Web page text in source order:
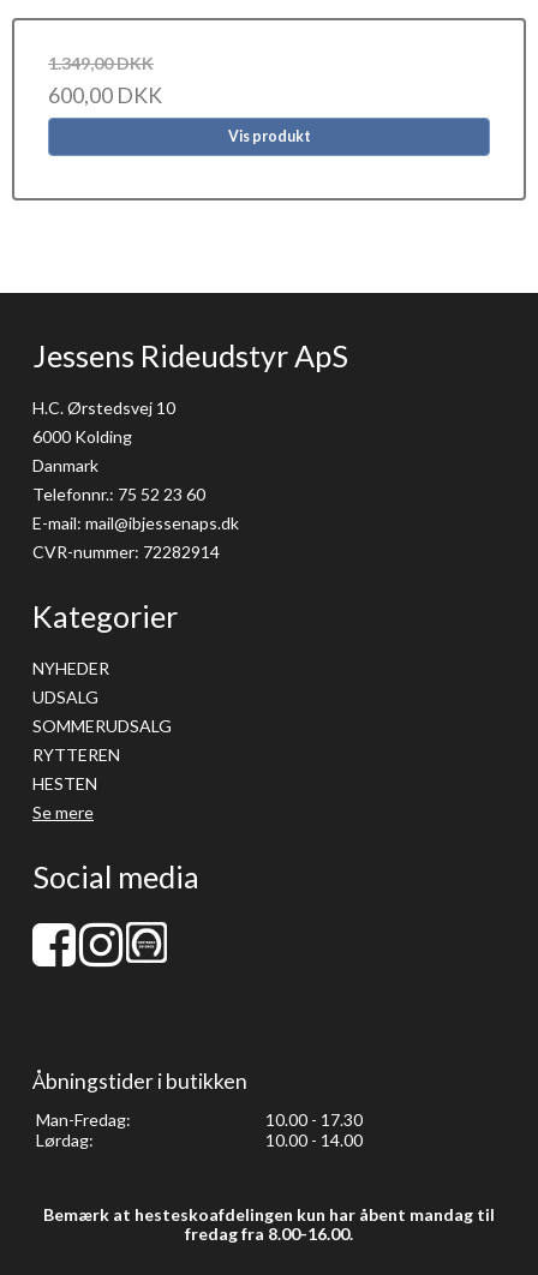
1.349,00 DKK
600,00 DKK
Vis produkt
Jessens Rideudstyr ApS
H.C. Ørstedsvej 10
6000 Kolding
Danmark
Telefonnr.: 75 52 23 60
E-mail: mail@ibjessenaps.dk
CVR-nummer: 72282914
Kategorier
NYHEDER
UDSALG
SOMMERUDSALG
RYTTEREN
HESTEN
Se mere
Social media
Åbningstider i butikken
Man-Fredag:
10.00 - 17.30
Lørdag:
10.00 - 14.00
Bemærk at hesteskoafdelingen kun har åbent mandag til
fredag fra 8.00-16.00.